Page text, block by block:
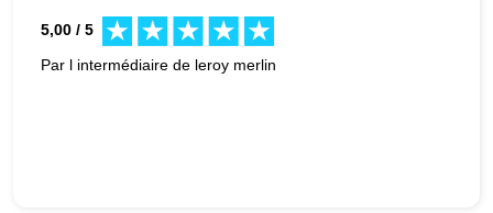
5,00 / 5
Par l intermédiaire de leroy merlin